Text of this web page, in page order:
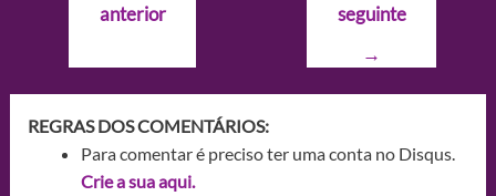
Postanterior
seguinte
→
REGRAS DOS COMENTÁRIOS:
Para comentar é preciso ter uma conta no Disqus.
Crie a sua aqui.